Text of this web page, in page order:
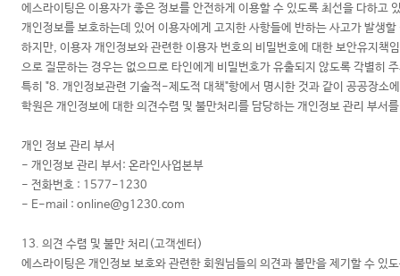
에스라이팅은 이용자가 좋은 정보를 안전하게 이용할 수 있도록 최선을 다하고
개인정보를 보호하는데 있어 이용자에게 고지한 사항들에 반하는 사고가 발생
하지만, 이용자 개인정보와 관련한 이용자 번호의 비밀번호에 대한 보안유지
으로 질문하는 경우는 없으므로 타인에게 비밀번호가 유출되지 않도록 각별히
특히 "8. 개인정보관련 기술적-제도적 대책"항에서 명시한 것과 같이 공공장소
학원은 개인정보에 대한 의견수렴 및 불만처리를 담당하는 개인정보 관리 부서
개인 정보 관리 부서
- 개인정보 관리 부서: 온라인사업본부
- 전화번호 : 1577-1230
- E-mail : online@g1230.com
13. 의견 수렴 및 불만 처리(고객센터)
에스라이팅은 개인정보 보호와 관련한 회원님들의 의견과 불만을 제기할 수 있